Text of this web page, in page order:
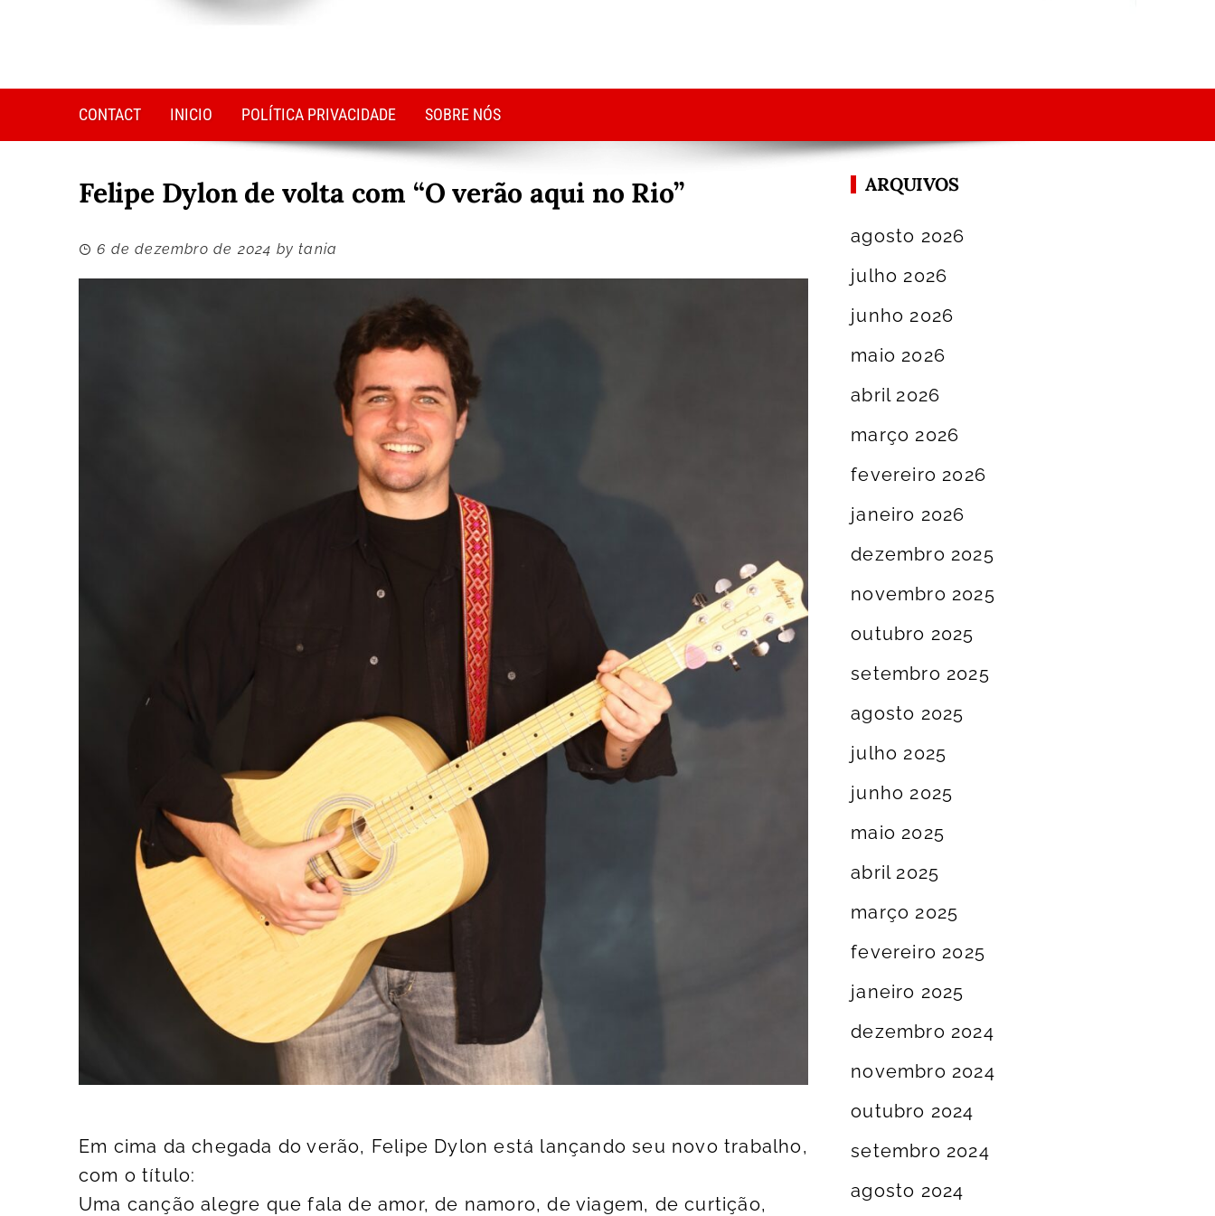
CONTACT INICIO POLÍTICA PRIVACIDADE SOBRE NÓS
Felipe Dylon de volta com “O verão aqui no Rio”
6 de dezembro de 2024 bytania
Em cima da chegada do verão, Felipe Dylon está lançando seu novo trabalho,
com o título:
Uma canção alegre que fala de amor, de namoro, de viagem, de curtição,
ARQUIVOS
agosto 2026
julho 2026
junho 2026
maio 2026
abril 2026
março 2026
fevereiro 2026
janeiro 2026
dezembro 2025
novembro 2025
outubro 2025
setembro 2025
agosto 2025
julho 2025
junho 2025
maio 2025
abril 2025
março 2025
fevereiro 2025
janeiro 2025
dezembro 2024
novembro 2024
outubro 2024
setembro 2024
agosto 2024